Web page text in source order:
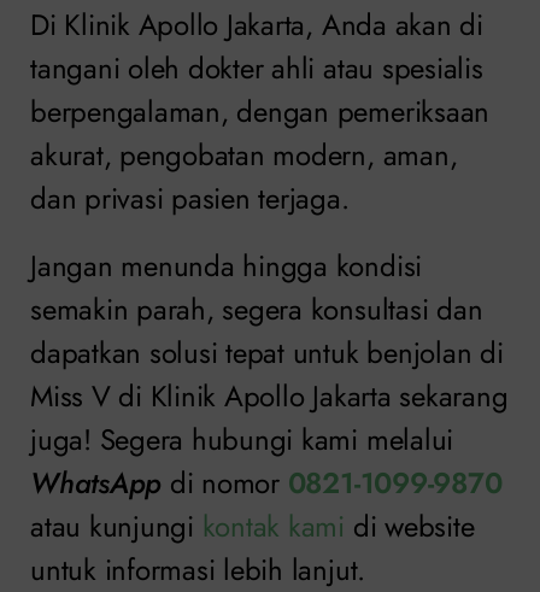
Di Klinik Apollo Jakarta, Anda akan di
tangani oleh dokter ahli atau spesialis
berpengalaman, dengan pemeriksaan
akurat, pengobatan modern, aman,
dan privasi pasien terjaga.
Jangan menunda hingga kondisi
semakin parah, segera konsultasi dan
dapatkan solusi tepat untuk benjolan di
Miss V di Klinik Apollo Jakarta sekarang
juga! Segera hubungi kami melalui
WhatsApp di nomor 0821-1099-9870
atau kunjungi kontak kami di website
untuk informasi lebih lanjut.